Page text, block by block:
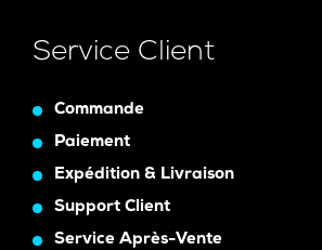
Service Client
Commande
Paiement
Expédition & Livraison
Support Client
Service Après-Vente